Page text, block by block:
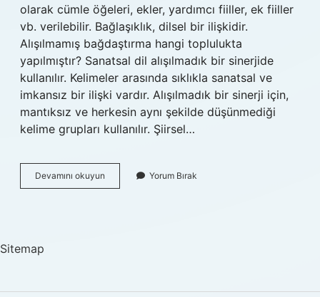
olarak cümle öğeleri, ekler, yardımcı fiiller, ek fiiller
vb. verilebilir. Bağlaşıklık, dilsel bir ilişkidir.
Alışılmamış bağdaştırma hangi toplulukta
yapılmıştır? Sanatsal dil alışılmadık bir sinerjide
kullanılır. Kelimeler arasında sıklıkla sanatsal ve
imkansız bir ilişki vardır. Alışılmadık bir sinerji için,
mantıksız ve herkesin aynı şekilde düşünmediği
kelime grupları kullanılır. Şiirsel…
Devamını okuyun Alisilmamis
Bağdaşıklık
Yorum Bırak
Sitemap